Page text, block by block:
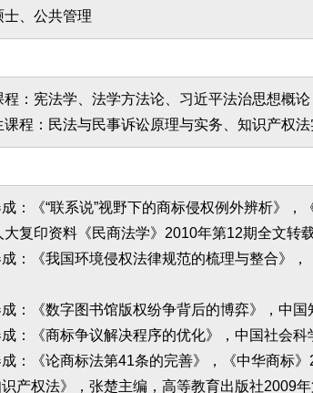
士、公共管理
程：宪法学、法学方法论、习近平法治思想概论
课程：民法与民事诉讼原理与实务、知识产权法
：《“联系说”视野下的商标侵权例外辨析》
大复印资料《民商法学》2010年第12期全文转载
：《我国环境侵权法律规范的梳理与整合》
：《数字图书馆版权纷争背后的博弈》，中
：《商标争议解决程序的优化》，中国社会科
：《论商标法第41条的完善》，《中华商标》
产权法》，张楚主编，高等教育出版社2009